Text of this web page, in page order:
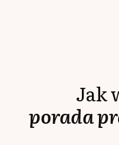
Jak
porada